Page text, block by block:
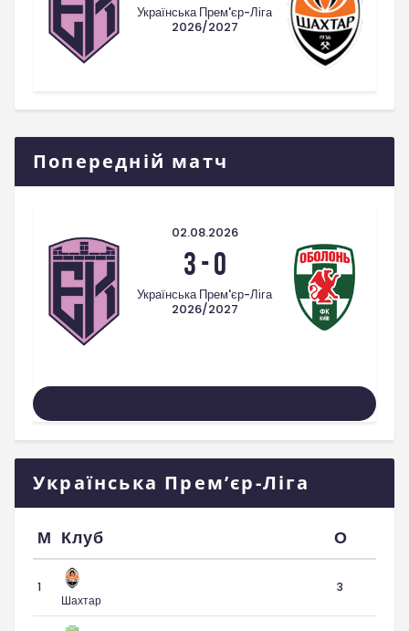
Українська Прем'єр-Ліга
2026/2027
Попередній матч
02.08.2026
3-0
Українська Прем'єр-Ліга
2026/2027
Українська Прем’єр-Ліга
М Клуб О
1
Шахтар
3